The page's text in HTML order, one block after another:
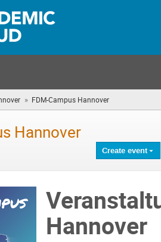
» FDM-Campus Hannover
are
Hannover
Create event
Hannover